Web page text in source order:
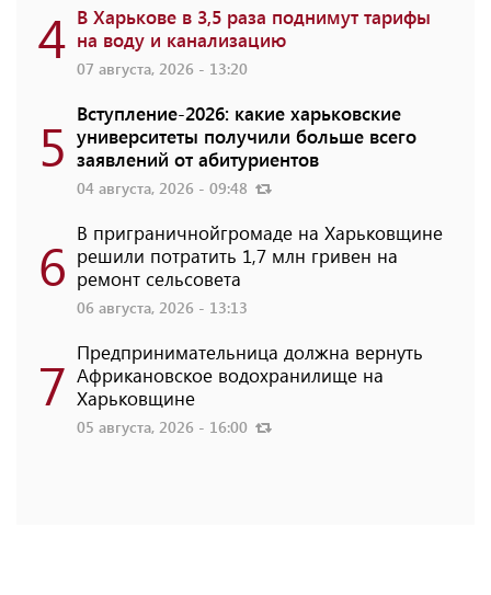
4 В Харькове в 3,5 раза поднимут тарифы
на воду и канализацию
07 августа, 2026 - 13:20
5 Вступление-2026: какие харьковские
университеты получили больше всего
заявлений от абитуриентов
04 августа, 2026 - 09:48
6 В приграничнойгромаде на Харьковщине
решили потратить 1,7 млн ​​гривен на
ремонт сельсовета
06 августа, 2026 - 13:13
7 Предпринимательница должна вернуть
Африкановское водохранилище на
Харьковщине
05 августа, 2026 - 16:00